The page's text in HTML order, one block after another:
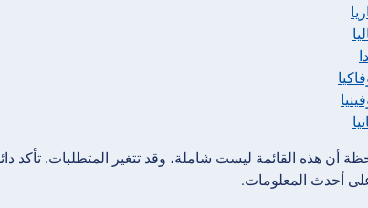
أن هذه القائمة ليست شاملة، وقد تتغير المتطلبات. تأكد
أحدث المعلومات.